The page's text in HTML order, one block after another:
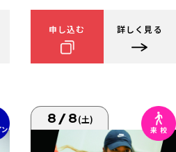
申し込む 詳しく見る
8/8(土)